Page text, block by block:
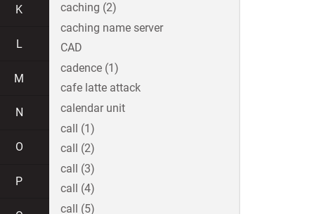
K
L
M
N
O
P
caching (2)
caching name server
CAD
cadence (1)
cafe latte attack
calendar unit
call (1)
call (2)
call (3)
call (4)
call (5)